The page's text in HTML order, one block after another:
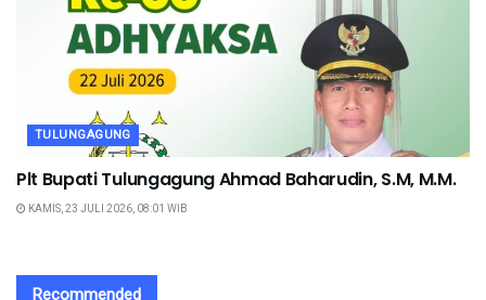
TULUNGAGUNG
Plt Bupati Tulungagung Ahmad Baharudin, S.M, M.M.
KAMIS, 23 JULI 2026, 08:01 WIB
Recommended